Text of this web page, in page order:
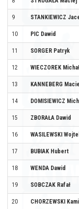
9 STANKIEWICZ
10 PIC Dawid
11 SORGER Patryk
12 WIECZOREK Michał
13 KANNEBERG
14 DOMISIEWICZ
15 ZBORAŁA Dawid
16 WASILEWSKI
17 BUBIAK Hubert
18 WENDA Dawid
19 SOBCZAK Rafał
20 CHORZEWSKI Kamil